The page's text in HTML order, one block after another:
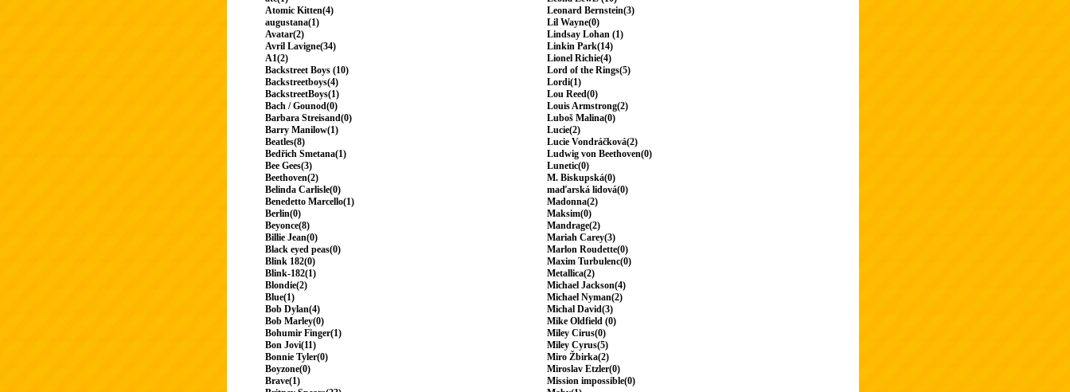
Atomic Kitten(4)
augustana(1)
Avatar(2)
Avril Lavigne(34)
A1(2)
Backstreet Boys (10)
Backstreetboys(4)
BackstreetBoys(1)
Bach / Gounod(0)
Barbara Streisand(0)
Barry Manilow(1)
Beatles(8)
Bedřich Smetana(1)
Bee Gees(3)
Beethoven(2)
Belinda Carlisle(0)
Benedetto Marcello(1)
Berlin(0)
Beyonce(8)
Billie Jean(0)
Black eyed peas(0)
Blink 182(0)
Blink-182(1)
Blondie(2)
Blue(1)
Bob Dylan(4)
Bob Marley(0)
Bohumir Finger(1)
Bon Jovi(11)
Bonnie Tyler(0)
Boyzone(0)
Brave(1)
Leonard Bernstein(3)
Lil Wayne(0)
Lindsay Lohan (1)
Linkin Park(14)
Lionel Richie(4)
Lord of the Rings(5)
Lordi(1)
Lou Reed(0)
Louis Armstrong(2)
Luboš Malina(0)
Lucie(2)
Lucie Vondráčková(2)
Ludwig von Beethoven(0)
Lunetic(0)
M. Biskupská(0)
maďarská lidová(0)
Madonna(2)
Maksim(0)
Mandrage(2)
Mariah Carey(3)
Marlon Roudette(0)
Maxim Turbulenc(0)
Metallica(2)
Michael Jackson(4)
Michael Nyman(2)
Michal David(3)
Mike Oldfield (0)
Miley Cirus(0)
Miley Cyrus(5)
Miro Žbirka(2)
Miroslav Etzler(0)
Mission impossible(0)